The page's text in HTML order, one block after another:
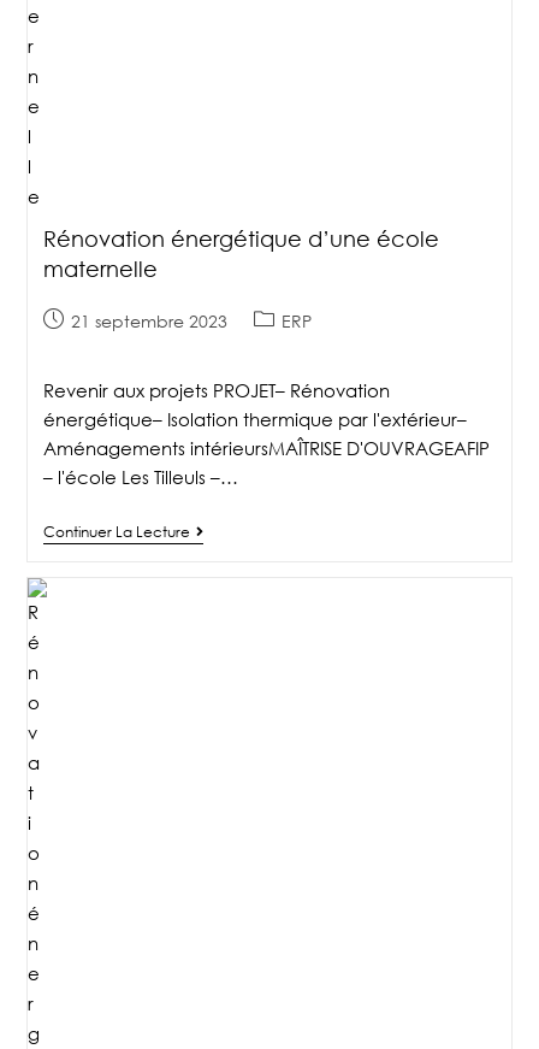
Rénovation énergétique d’une école
maternelle
21 septembre 2023 ERP
Revenir aux projets PROJET– Rénovation
énergétique– Isolation thermique par l'extérieur–
Aménagements intérieursMAÎTRISE D'OUVRAGEAFIP
– l'école Les Tilleuls –…
Continuer La Lecture